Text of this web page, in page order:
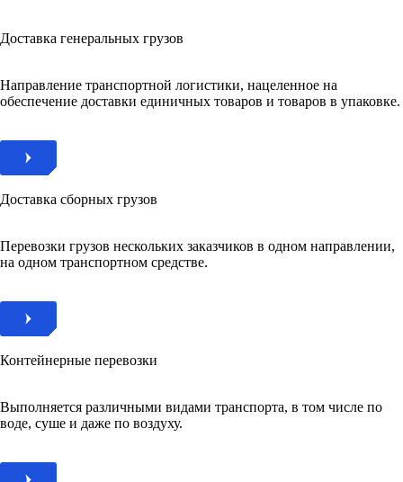
Доставка генеральных грузов​
Направление транспортной логистики, нацеленное на
обеспечение доставки единичных товаров и товаров в упаковке.
Доставка сборных грузов​
Перевозки грузов нескольких заказчиков в одном направлении,
на одном транспортном средстве.
Контейнерные перевозки
Выполняется различными видами транспорта, в том числе по
воде, суше и даже по воздуху.